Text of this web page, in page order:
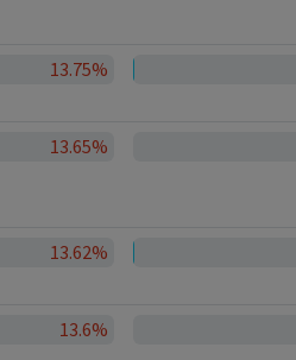
13.75%
13.65%
13.62%
13.6%